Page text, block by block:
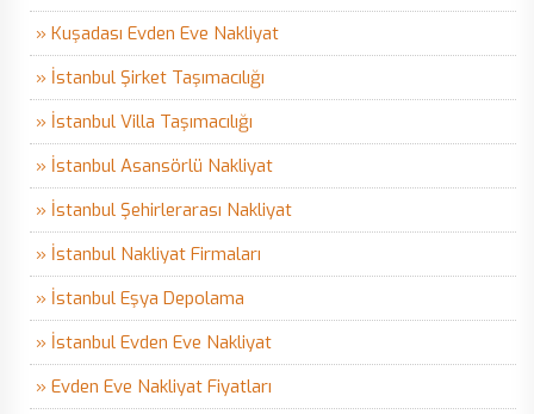
» Kuşadası Evden Eve Nakliyat
» İstanbul Şirket Taşımacılığı
» İstanbul Villa Taşımacılığı
» İstanbul Asansörlü Nakliyat
» İstanbul Şehirlerarası Nakliyat
» İstanbul Nakliyat Firmaları
» İstanbul Eşya Depolama
» İstanbul Evden Eve Nakliyat
» Evden Eve Nakliyat Fiyatları